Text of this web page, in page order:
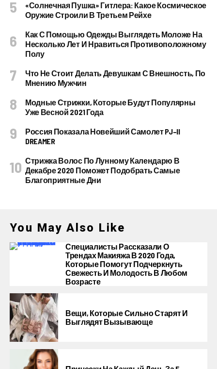
«Солнечная Пушка» Гитлера: Какое Космическое
Оружие Строили В Третьем Рейхе
Как С Помощью Одежды Выглядеть Моложе На
Несколько Лет И Нравиться Противоположному
Полу
Что Не Стоит Делать Девушкам С Внешность, По
Мнению Мужчин
Модные Стрижки, Которые Будут Популярны
Уже Весной 2021 Года
Россия Показала Новейший Самолет PJ–II
DREAMER
Стрижка Волос По Лунному Календарю В
Декабре 2020 Поможет Подобрать Самые
Благоприятные Дни
You May Also Like
Специалисты Рассказали О
Трендах Макияжа В 2020 Года,
Которые Помогут Подчеркнуть
Свежесть И Молодость В Любом
Возрасте
Вещи, Которые Сильно Старят И
Выглядят Вызывающе